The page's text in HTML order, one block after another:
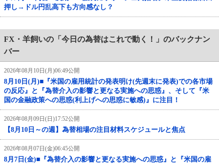
押し→ドル円乱高下も方向感なし？
FX・羊飼いの「今日の為替はこれで動く！」のバックナン
バー
2026年08月10日(月)06:49公開
8月10日(月)■『米国の雇用統計の発表明け(先週末に発表)での各市場
の反応』と『為替介入の影響と更なる実施への思惑』、そして『米
国の金融政策への思惑(利上げへの思惑に敏感)』に注目！
2026年08月09日(日)17:52公開
【8月10日～の週】為替相場の注目材料スケジュールと焦点
2026年08月07日(金)06:45公開
8月7日(金)■『為替介入の影響と更なる実施への思惑』と『米国の雇